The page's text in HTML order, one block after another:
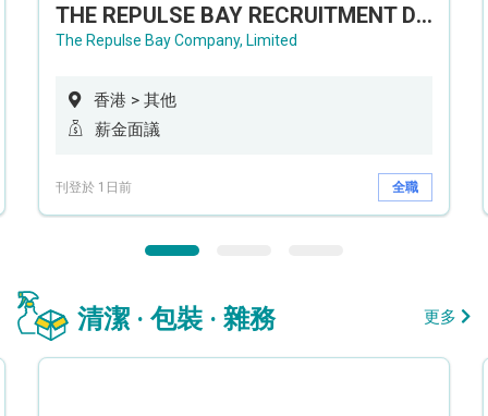
THE REPULSE BAY RECRUITMENT DAY 淺水灣影灣園人才招聘會
The Repulse Bay Company, Limited
香港 > 其他
薪金面議
刊登於 1日前 全職
清潔 · 包裝 · 雜務 更多